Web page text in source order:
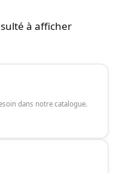
à afficher
dans notre catalogue.